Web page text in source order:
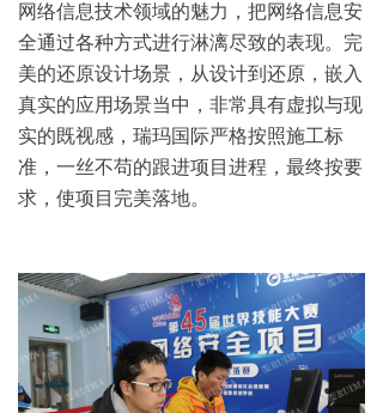
网络信息技术领域的魅力，把网络信息安
全通过各种方式进行淋漓尽致的表现。完
美的还原设计场景，从设计到还原，嵌入
真实的应用场景当中，非常具有虚拟与现
实的既视感，瑞玛国际严格按照施工标
准，一丝不苟的跟进项目进程，最终按要
求，使项目完美落地。